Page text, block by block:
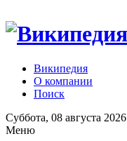
Википедия
О компании
Поиск
Суббота, 08 августа 2026
Меню